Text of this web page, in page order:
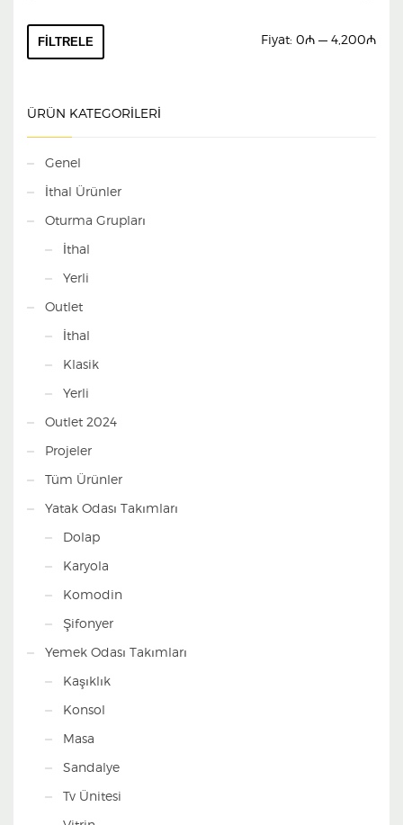
FILTRELE Fiyat: 0₼ — 4,200₼
ÜRÜN KATEGORILERI
Genel
İthal Ürünler
Oturma Grupları
İthal
Yerli
Outlet
İthal
Klasik
Yerli
Outlet 2024
Projeler
Tüm Ürünler
Yatak Odası Takımları
Dolap
Karyola
Komodin
Şifonyer
Yemek Odası Takımları
Kaşıklık
Konsol
Masa
Sandalye
Tv Ünitesi